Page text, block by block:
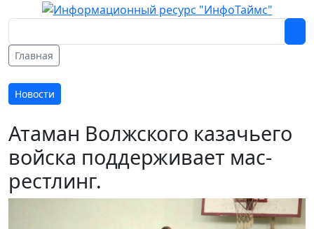
Главная
Новости
Атаман Волжского казачьего
войска поддерживает мас-
рестлинг.